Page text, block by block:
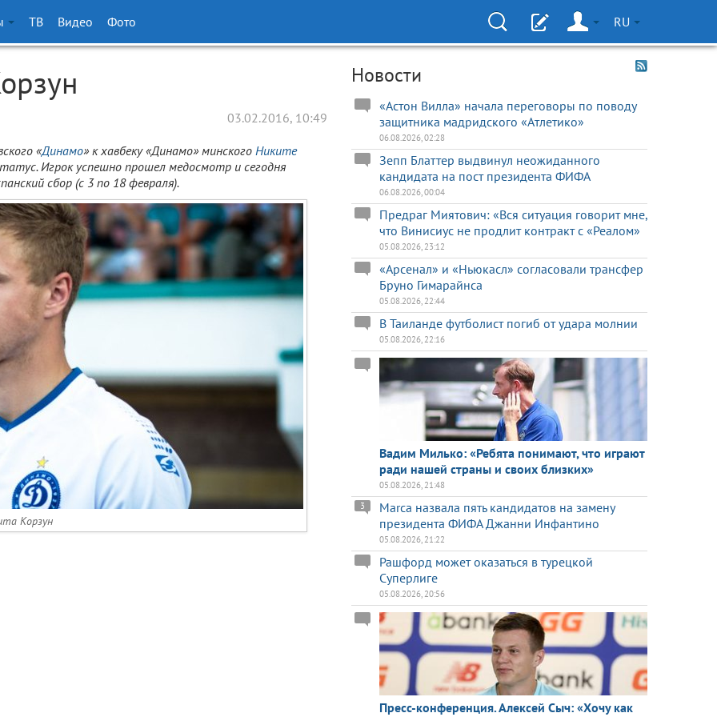
ТВ Видео Фото RU
03.02.2016, 10:49
«Динамо» к хавбеку «Динамо» минского Никите
Игрок успешно прошел медосмотр и сегодня
сбор (с 3 по 18 февраля).
Корзун
Новости
«Астон Вилла» начала переговоры по поводу
защитника мадридского «Атлетико»
06.08.2026, 02:28
Зепп Блаттер выдвинул неожиданного
кандидата на пост президента ФИФА
06.08.2026, 00:04
Предраг Миятович: «Вся ситуация говорит мне,
что Винисиус не продлит контракт с «Реалом»
05.08.2026, 23:12
«Арсенал» и «Ньюкасл» согласовали трансфер
Бруно Гимарайнса
05.08.2026, 22:44
В Таиланде футболист погиб от удара молнии
05.08.2026, 22:16
Вадим Милько: «Ребята понимают, что играют
ради нашей страны и своих близких»
05.08.2026, 21:48
Marca назвала пять кандидатов на замену
президента ФИФА Джанни Инфантино
3
05.08.2026, 21:22
Рашфорд может оказаться в турецкой
Суперлиге
05.08.2026, 20:56
Пресс-конференция. Алексей Сыч: «Хочу как